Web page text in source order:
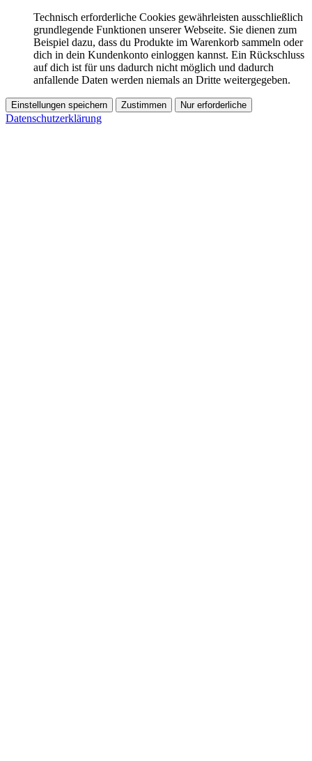
Technisch erforderliche Cookies gewährleisten ausschließlich
grundlegende Funktionen unserer Webseite. Sie dienen zum
Beispiel dazu, dass du Produkte im Warenkorb sammeln oder
dich in dein Kundenkonto einloggen kannst. Ein Rückschluss
auf dich ist für uns dadurch nicht möglich und dadurch
anfallende Daten werden niemals an Dritte weitergegeben.
Einstellungen speichern Zustimmen Nur erforderliche
Datenschutzerklärung